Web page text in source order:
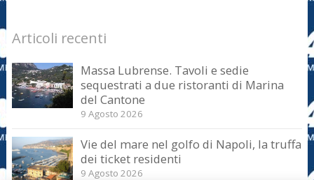
Articoli recenti
Massa Lubrense. Tavoli e sedie
sequestrati a due ristoranti di Marina
del Cantone
9 Agosto 2026
Vie del mare nel golfo di Napoli, la truffa
dei ticket residenti
9 Agosto 2026